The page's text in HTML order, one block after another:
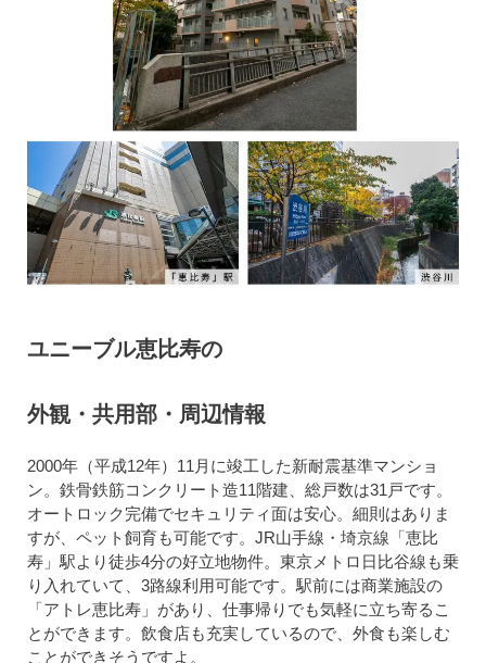
ユニーブル恵比寿の
外観・共用部・周辺情報
2000年（平成12年）11月に竣工した新耐震基準マンショ
ン。鉄骨鉄筋コンクリート造11階建、総戸数は31戸です。
オートロック完備でセキュリティ面は安心。細則はありま
すが、ペット飼育も可能です。JR山手線・埼京線「恵比
寿」駅より徒歩4分の好立地物件。東京メトロ日比谷線も乗
り入れていて、3路線利用可能です。駅前には商業施設の
「アトレ恵比寿」があり、仕事帰りでも気軽に立ち寄るこ
とができます。飲食店も充実しているので、外食も楽しむ
ことができそうですよ。